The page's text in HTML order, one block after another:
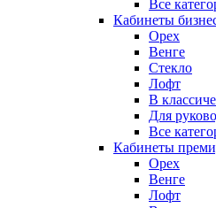
Все
Кабинеты
Орех
Венге
Стекло
Лофт
В
Для
Все
Кабинеты
Орех
Венге
Лофт